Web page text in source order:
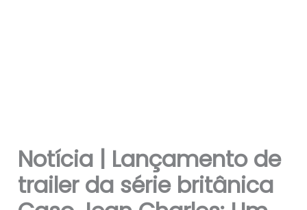
Notícia | Lançamento de
trailer da série britânica